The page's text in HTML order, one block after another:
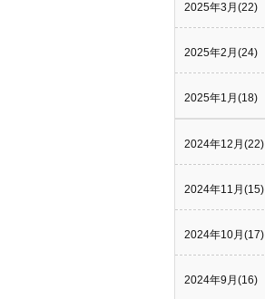
2025年3月(22)
2025年2月(24)
2025年1月(18)
2024年12月(22)
2024年11月(15)
2024年10月(17)
2024年9月(16)